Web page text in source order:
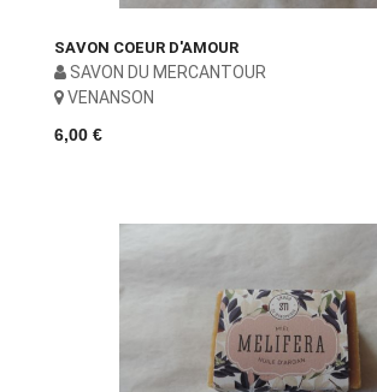
SAVON COEUR D'AMOUR
SAVON DU MERCANTOUR
VENANSON
6,00 €